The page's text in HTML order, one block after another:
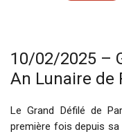
10/02/2025 –
An Lunaire de
Le Grand Défilé de
première fois depuis